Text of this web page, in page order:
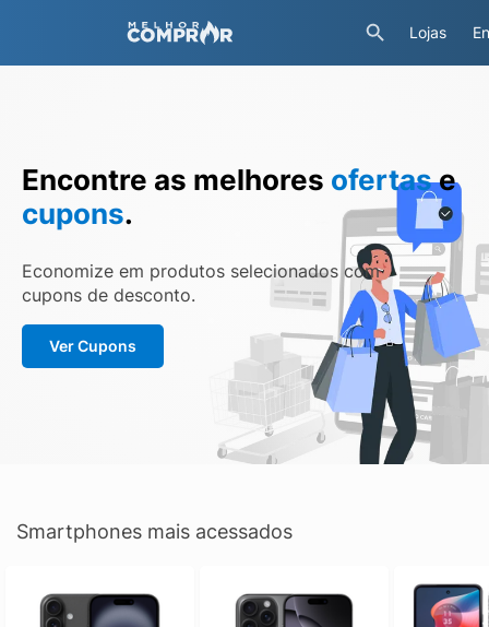
Lojas
Encontre as melhores ofertase
cupons.
Economize em produtos selecionados com
cupons de desconto.
Ver Cupons
Smartphones mais acessados